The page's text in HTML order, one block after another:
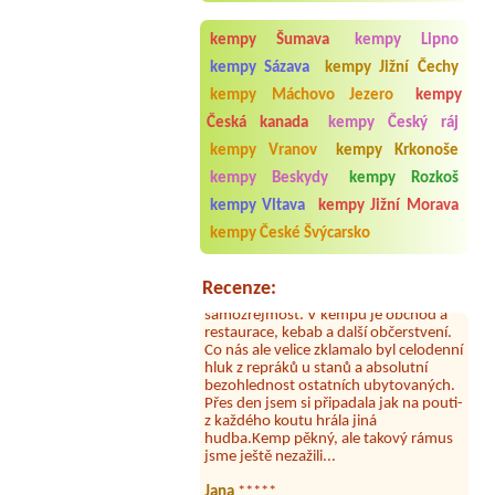
3 místa pro stany + 9 osob
Termín od 2026-07-27 |Autokempink
Nové Městečko
kempy Šumava
kempy Lipno
kempy Sázava
kempy Jižní Čechy
kempy Máchovo Jezero
kempy
Česká kanada
kempy Český ráj
kempy Vranov
kempy Krkonoše
kempy Beskydy
kempy Rozkoš
kempy Vltava
kempy Jižní Morava
kempy České Švýcarsko
Recenze:
Aneta Melicharová
Byli jsme zde v týdnu od 25.7. do 1.8.
2026. Kemp jako takový je pěkný. V
umývárně i na WC bylo vždy čisto,
množství návštěvníků není
samozřejmost. V kempu je obchod a
restaurace, kebab a další občerstvení.
Co nás ale velice zklamalo byl celodenní
hluk z repráků u stanů a absolutní
bezohlednost ostatních ubytovaných.
Přes den jsem si připadala jak na pouti-
z každého koutu hrála jiná
hudba.Kemp pěkný, ale takový rámus
jsme ještě nezažili...
Chtěli jsme být týden,byli jsme dva. Na